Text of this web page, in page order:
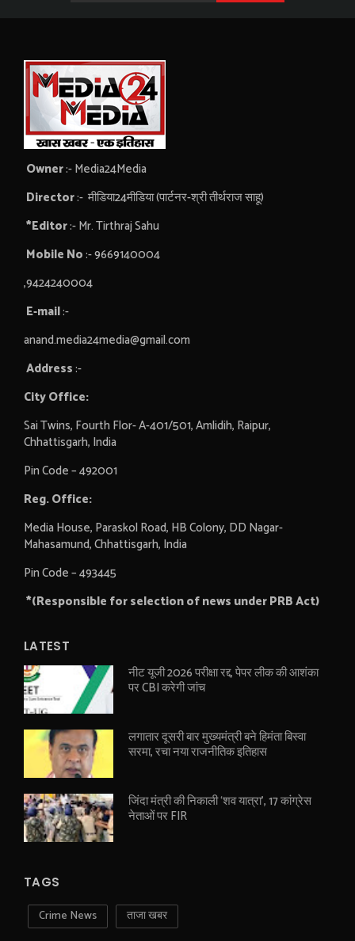
Owner:- Media24Media
Director:- मीडिया24मीडिया (पार्टनर-श्री तीर्थराज साहू)
*Editor:- Mr. Tirthraj Sahu
Mobile No:- 9669140004
,9424240004
E-mail:-
anand.media24media@gmail.com
Address:-
City Office:
Sai Twins, Fourth Flor- A-401/501, Amlidih, Raipur,
Chhattisgarh, India
Pin Code – 492001
Reg. Office:
Media House, Paraskol Road, HB Colony, DD Nagar-
Mahasamund, Chhattisgarh, India
Pin Code – 493445
*(Responsible for selection of news under PRB Act)
LATEST
नीट यूजी 2026 परीक्षा रद्द, पेपर लीक की आशंका
पर CBI करेगी जांच
लगातार दूसरी बार मुख्यमंत्री बने हिमंता बिस्वा
सरमा, रचा नया राजनीतिक इतिहास
जिंदा मंत्री की निकाली ‘शव यात्रा’, 17 कांग्रेस
नेताओं पर FIR
TAGS
Crime News ताजा खबर